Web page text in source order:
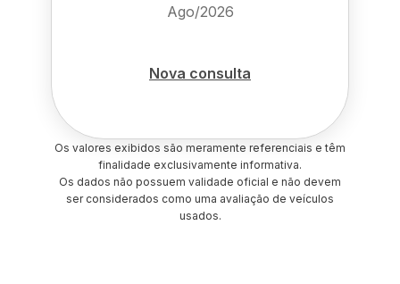
Ago/2026
Nova consulta
Os valores exibidos são meramente referenciais e têm
finalidade exclusivamente informativa.
Os dados não possuem validade oficial e não devem
ser considerados como uma avaliação de veículos
usados.